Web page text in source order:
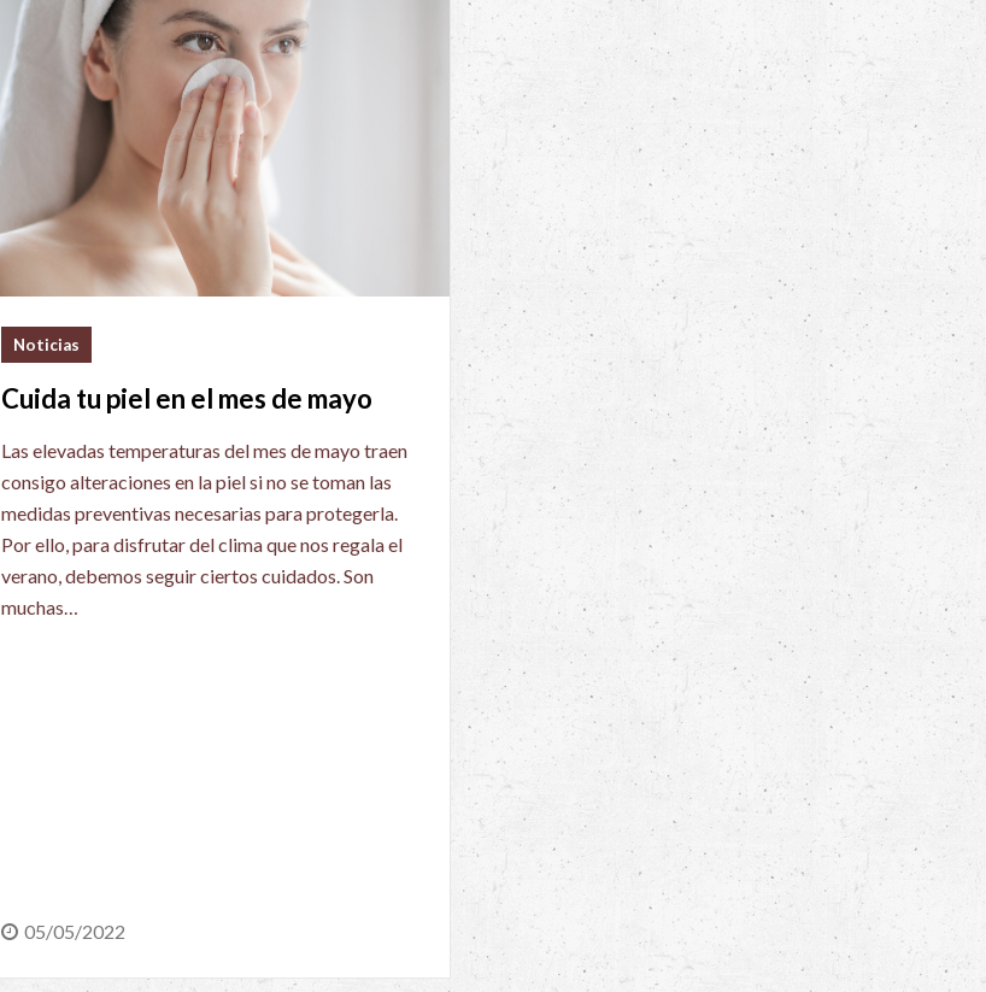
Noticias
Cuida tu piel en el mes de mayo
Las elevadas temperaturas del mes de mayo traen
consigo alteraciones en la piel si no se toman las
medidas preventivas necesarias para protegerla.
Por ello, para disfrutar del clima que nos regala el
verano, debemos seguir ciertos cuidados. Son
muchas…
05/05/2022